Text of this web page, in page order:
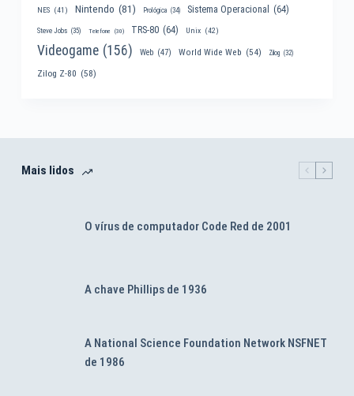
NES (41) Nintendo (81) Prológica (34) Sistema Operacional (64)
Steve Jobs (35) Telefone (30) TRS-80 (64) Unix (42)
Videogame (156) Web (47) World Wide Web (54) Zilog (32)
Zilog Z-80 (58)
Mais lidos
O vírus de computador Code Red de 2001
A chave Phillips de 1936
A National Science Foundation Network NSFNET
de 1986